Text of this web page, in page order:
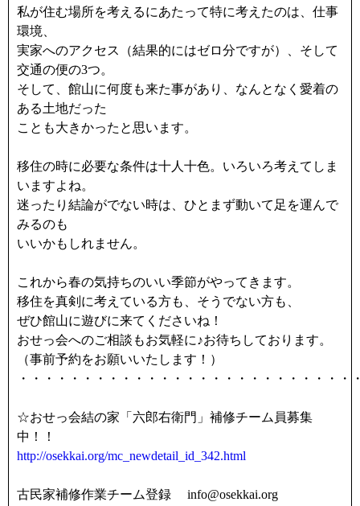
私が住む場所を考えるにあたって特に考えたのは、仕事
環境、
実家へのアクセス（結果的にはゼロ分ですが）、そして
交通の便の3つ。
そして、館山に何度も来た事があり、なんとなく愛着の
ある土地だった
ことも大きかったと思います。
移住の時に必要な条件は十人十色。いろいろ考えてしま
いますよね。
迷ったり結論がでない時は、ひとまず動いて足を運んで
みるのも
いいかもしれません。
これから春の気持ちのいい季節がやってきます。
移住を真剣に考えている方も、そうでない方も、
ぜひ館山に遊びに来てくださいね！
おせっ会へのご相談もお気軽に♪お待ちしております。
（事前予約をお願いいたします！）
・・・・・・・・・・・・・・・・・・・・・・・・・
☆おせっ会結の家「六郎右衛門」補修チーム員募集
中！！
http://osekkai.org/mc_newdetail_id_342.html
古民家補修作業チーム登録 info@osekkai.org